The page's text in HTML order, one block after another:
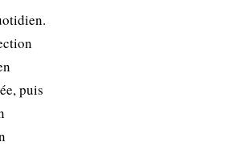
puis